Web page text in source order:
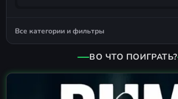
Все категории и фильтры
ВО ЧТО ПОИГРАТЬ?